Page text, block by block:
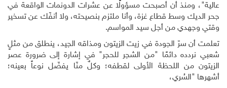
عالية"، ومنذ أن أصبحت مسؤولًا عن عشرات الدونمات الواقعة في
جحر الديك وسط قطاع غزة، وأنا ملتزم بنصيحته، ولا أنفّك عن تسخير
وقتي وجهدي من أجل سيد المواسم.
تعلمت أن سرّ الجودة في زيت الزيتون ومذاقه الجيد، ينطلق من مثلٍ
شعبي نردده دائمًا "من الشجر للحجر" في إشارة إلى ضرورة عصر
الزيتون من اللحظة الأولى لقطفه؛ وكلٌ منّا يفضّل نوعاً بعينه؛
أشهرها "السُري،